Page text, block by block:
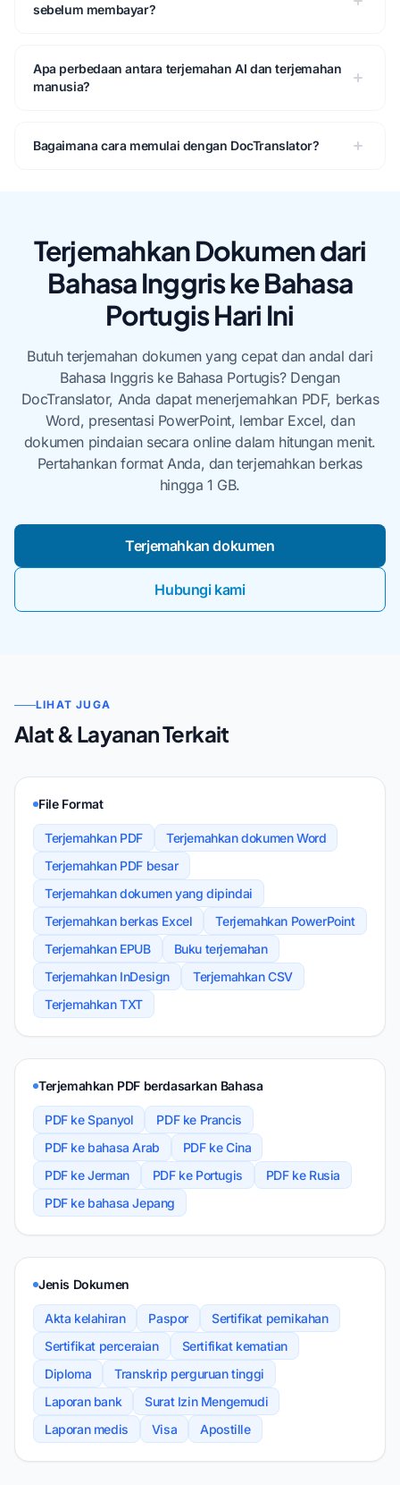
sebelum membayar?
Apa perbedaan antara terjemahan AI dan terjemahan
manusia?
Bagaimana cara memulai dengan DocTranslator?
Terjemahkan Dokumen dari
Bahasa Inggris ke Bahasa
Portugis Hari Ini
Butuh terjemahan dokumen yang cepat dan andal dari
Bahasa Inggris ke Bahasa Portugis? Dengan
DocTranslator, Anda dapat menerjemahkan PDF, berkas
Word, presentasi PowerPoint, lembar Excel, dan
dokumen pindaian secara online dalam hitungan menit.
Pertahankan format Anda, dan terjemahkan berkas
hingga 1 GB.
Terjemahkan dokumen
Hubungi kami
LIHAT JUGA
Alat & Layanan Terkait
File Format
Terjemahkan PDF
Terjemahkan dokumen Word
Terjemahkan PDF besar
Terjemahkan dokumen yang dipindai
Terjemahkan berkas Excel
Terjemahkan PowerPoint
Terjemahkan EPUB
Buku terjemahan
Terjemahkan InDesign
Terjemahkan CSV
Terjemahkan TXT
Terjemahkan PDF berdasarkan Bahasa
PDF ke Spanyol
PDF ke Prancis
PDF ke bahasa Arab
PDF ke Cina
PDF ke Jerman
PDF ke Portugis
PDF ke Rusia
PDF ke bahasa Jepang
Jenis Dokumen
Akta kelahiran Paspor
Sertifikat pernikahan
Sertifikat perceraian
Sertifikat kematian
Diploma
Transkrip perguruan tinggi
Laporan bank
Surat Izin Mengemudi
Laporan medis
Visa Apostille